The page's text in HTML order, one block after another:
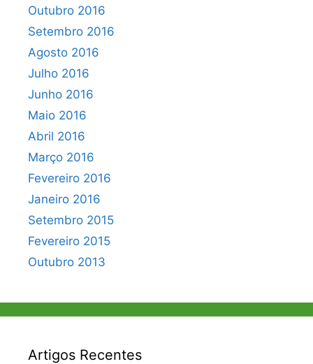
Outubro 2016
Setembro 2016
Agosto 2016
Julho 2016
Junho 2016
Maio 2016
Abril 2016
Março 2016
Fevereiro 2016
Janeiro 2016
Setembro 2015
Fevereiro 2015
Outubro 2013
Artigos Recentes